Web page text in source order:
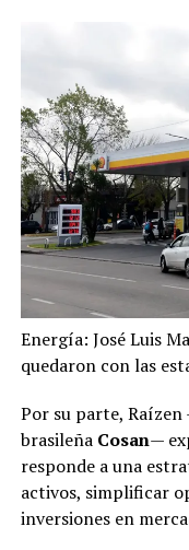
Energía: José Luis
quedaron con las
Por su parte,
brasileña Cosan—
responde a una
activos, simplificar
inversiones en